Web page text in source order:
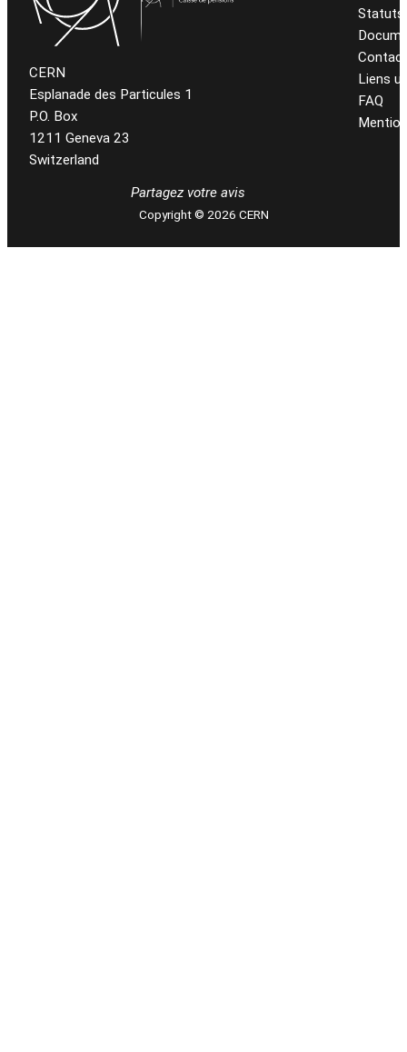
CERN
Esplanade des Particules 1
P.O. Box
1211 Geneva 23
Switzerland
Statuts
Liens
FAQ
Partagez votre avis
Copyright © 2026 CERN